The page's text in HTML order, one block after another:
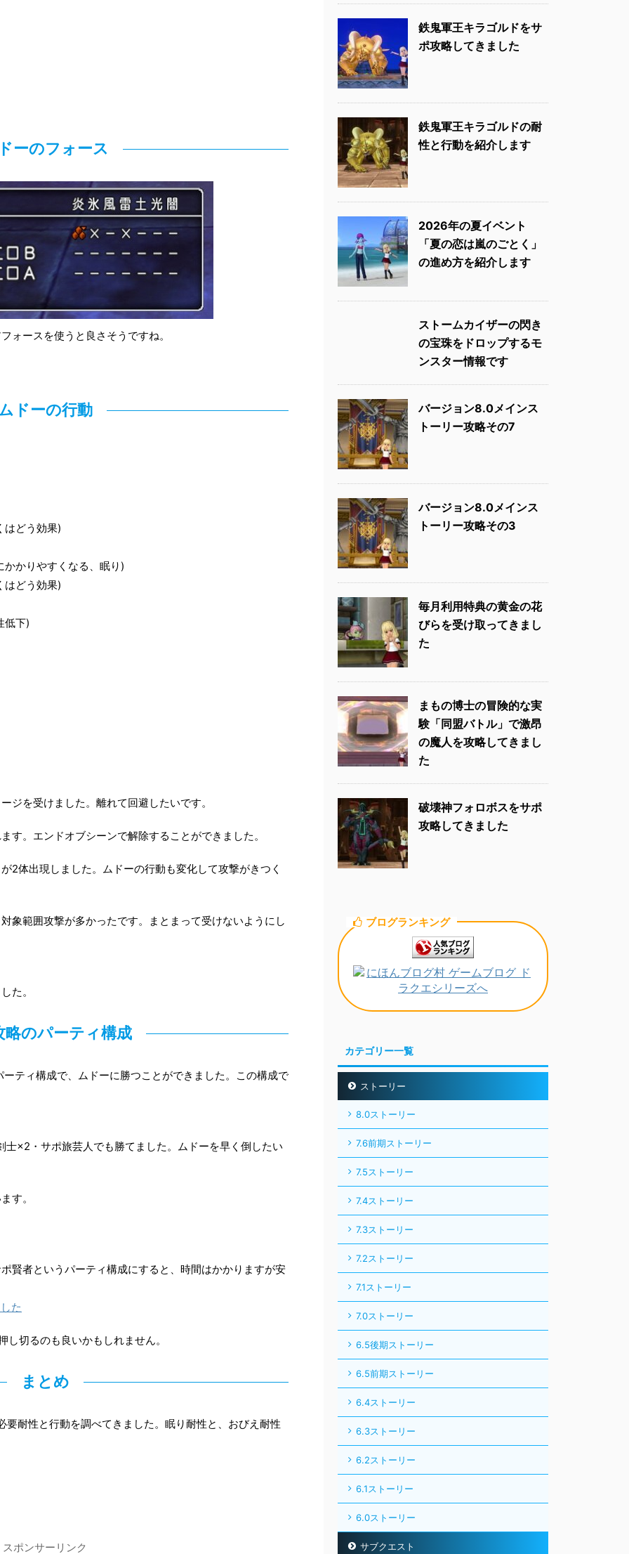
ーのフォース
ォースを使うと良さそうですね。
ドーの行動
はどう効果)
かりやすくなる、眠り)
はどう効果)
低下)
ジを受けました。離れて回避したいです。
す。エンドオブシーンで解除することができました。
2体出現しました。ムドーの行動も変化して攻撃がきつく
象範囲攻撃が多かったです。まとまって受けないようにし
た。
略のパーティ構成
ティ構成で、ムドーに勝つことができました。この構成で
士×2・サポ旅芸人でも勝てました。ムドーを早く倒したい
す。
賢者というパーティ構成にすると、時間はかかりますが安
た
切るのも良いかもしれません。
まとめ
耐性と行動を調べてきました。眠り耐性と、おびえ耐性
スポンサーリンク
鉄鬼軍王キラゴルドをサ
ポ攻略してきました
鉄鬼軍王キラゴルドの耐
性と行動を紹介します
2026年の夏イベント
「夏の恋は嵐のごとく」
の進め方を紹介します
ストームカイザーの閃き
の宝珠をドロップするモ
ンスター情報です
バージョン8.0メインス
トーリー攻略その7
バージョン8.0メインス
トーリー攻略その3
毎月利用特典の黄金の花
びらを受け取ってきまし
た
まもの博士の冒険的な実
験「同盟バトル」で激昂
の魔人を攻略してきまし
た
破壊神フォロボスをサポ
攻略してきました
ブログランキング
カテゴリー一覧
ストーリー
8.0ストーリー
7.6前期ストーリー
7.5ストーリー
7.4ストーリー
7.3ストーリー
7.2ストーリー
7.1ストーリー
7.0ストーリー
6.5後期ストーリー
6.5前期ストーリー
6.4ストーリー
6.3ストーリー
6.2ストーリー
6.1ストーリー
6.0ストーリー
サブクエスト